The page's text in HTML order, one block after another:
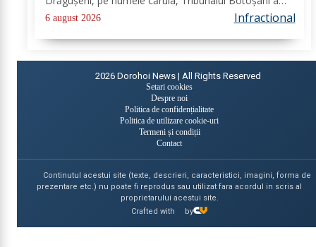
emis un mandat de executare a pedepsei cu
închisoarea. Tânărul a fost condamnat la 4 ani și 5 luni
de...
6 august 2026 Infractional
2026 Dorohoi News | All Rights Reserved
Setari cookies
Despre noi
Politica de confidențialitate
Politica de utilizare cookie-uri
Termeni și condiții
Contact
Continutul acestui site (texte, descrieri, caracteristici, imagini, forma de
prezentare etc.) nu poate fi reprodus sau utilizat fara acordul in scris al
proprietarului acestui site.
Crafted with
by